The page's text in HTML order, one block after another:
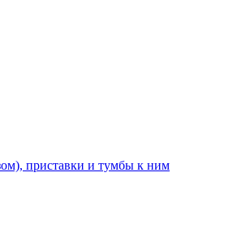
приставки и тумбы к ним